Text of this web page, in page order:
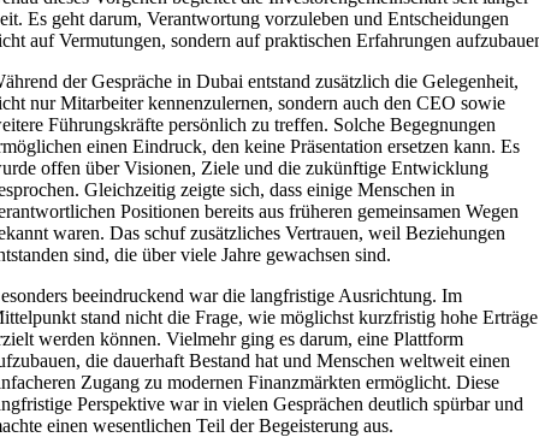
Es geht darum, Verantwortung vorzuleben und Entscheidungen
auf Vermutungen, sondern auf praktischen Erfahrungen
der Gespräche in Dubai entstand zusätzlich die Gelegenheit,
nur Mitarbeiter kennenzulernen, sondern auch den CEO sowie
Führungskräfte persönlich zu treffen. Solche Begegnungen
einen Eindruck, den keine Präsentation ersetzen kann. Es
offen über Visionen, Ziele und die zukünftige Entwicklung
Gleichzeitig zeigte sich, dass einige Menschen in
Positionen bereits aus früheren gemeinsamen Wegen
waren. Das schuf zusätzliches Vertrauen, weil Beziehungen
sind, die über viele Jahre gewachsen sind.
beeindruckend war die langfristige Ausrichtung. Im
stand nicht die Frage, wie möglichst kurzfristig hohe Erträge
werden können. Vielmehr ging es darum, eine Plattform
die dauerhaft Bestand hat und Menschen weltweit einen
Zugang zu modernen Finanzmärkten ermöglicht. Diese
Perspektive war in vielen Gesprächen deutlich spürbar und
einen wesentlichen Teil der Begeisterung aus.